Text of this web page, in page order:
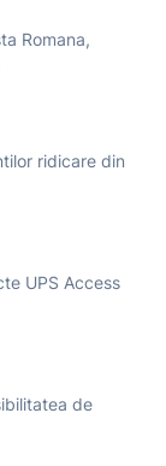
Romana,
ridicare din
UPS Access
de